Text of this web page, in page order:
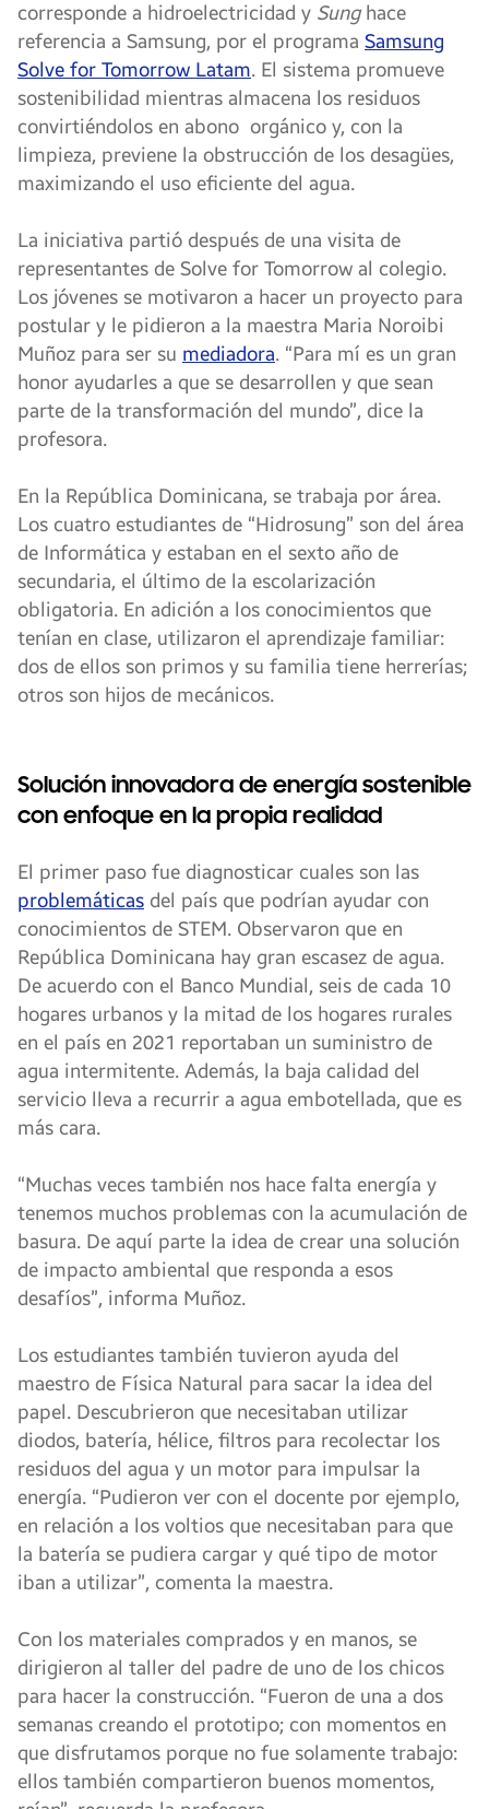
corresponde a hidroelectricidad y Sunghace
referencia a Samsung, por el programa Samsung
Solve for Tomorrow Latam. El sistema promueve
sostenibilidad mientras almacena los residuos
convirtiéndolos en abono orgánico y, con la
limpieza, previene la obstrucción de los desagües,
maximizando el uso eficiente del agua.
La iniciativa partió después de una visita de
representantes de Solve for Tomorrow al colegio.
Los jóvenes se motivaron a hacer un proyecto para
postular y le pidieron a la maestra Maria Noroibi
Muñoz para ser su mediadora. “Para mí es un gran
honor ayudarles a que se desarrollen y que sean
parte de la transformación del mundo”, dice la
profesora.
En la República Dominicana, se trabaja por área.
Los cuatro estudiantes de “Hidrosung” son del área
de Informática y estaban en el sexto año de
secundaria, el último de la escolarización
obligatoria. En adición a los conocimientos que
tenían en clase, utilizaron el aprendizaje familiar:
dos de ellos son primos y su familia tiene herrerías;
otros son hijos de mecánicos.
Solución innovadora de energía sostenible
con enfoque en la propia realidad
El primer paso fue diagnosticar cuales son las
problemáticas del país que podrían ayudar con
conocimientos de STEM. Observaron que en
República Dominicana hay gran escasez de agua.
De acuerdo con el Banco Mundial, seis de cada 10
hogares urbanos y la mitad de los hogares rurales
en el país en 2021 reportaban un suministro de
agua intermitente. Además, la baja calidad del
servicio lleva a recurrir a agua embotellada, que es
más cara.
“Muchas veces también nos hace falta energía y
tenemos muchos problemas con la acumulación de
basura. De aquí parte la idea de crear una solución
de impacto ambiental que responda a esos
desafíos”, informa Muñoz.
Los estudiantes también tuvieron ayuda del
maestro de Física Natural para sacar la idea del
papel. Descubrieron que necesitaban utilizar
diodos, batería, hélice, filtros para recolectar los
residuos del agua y un motor para impulsar la
energía. “Pudieron ver con el docente por ejemplo,
en relación a los voltios que necesitaban para que
la batería se pudiera cargar y qué tipo de motor
iban a utilizar”, comenta la maestra.
Con los materiales comprados y en manos, se
dirigieron al taller del padre de uno de los chicos
para hacer la construcción. “Fueron de una a dos
semanas creando el prototipo; con momentos en
que disfrutamos porque no fue solamente trabajo:
ellos también compartieron buenos momentos,